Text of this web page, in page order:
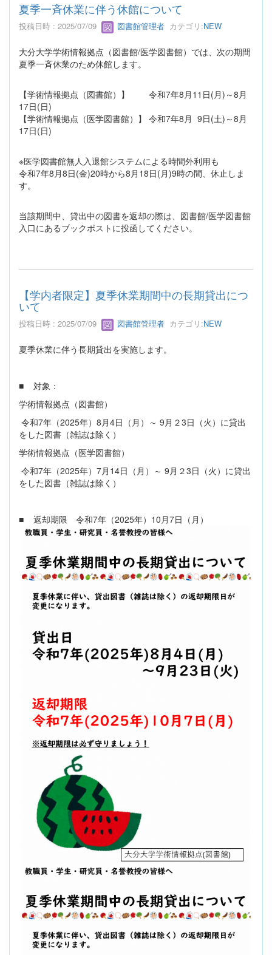
夏季一斉休業に伴う休館について
投稿日時 : 2025/07/09 図書館管理者 カテゴリ:NEW
大分大学学術情報拠点（図書館/医学図書館）では、次の期間
夏季一斉休業のため休館します。
【学術情報拠点（図書館）】 令和7年8月11日(月)～8月
17日(日)
【学術情報拠点（医学図書館）】 令和7年8月 9日(土)～8月
17日(日)
※医学図書館無人入退館システムによる時間外利用も
令和7年8月8日(金)20時から8月18日(月)9時の間、休止しま
す。
当該期間中、貸出中の図書を返却の際は、図書館/医学図書館
入口にあるブックポストに投函してください。
【学内者限定】夏季休業期間中の長期貸出につ
いて
投稿日時 : 2025/07/09 図書館管理者 カテゴリ:NEW
夏季休業に伴う長期貸出を実施します。
■ 対象：
学術情報拠点（図書館）
令和7年（2025年）8月4日（月）～ 9月２3日（火）に貸出
をした図書（雑誌は除く）
学術情報拠点（医学図書館）
令和7年（2025年）7月14日（月）～ 9月２3日（火）に貸出
をした図書（雑誌は除く）
■ 返却期限 令和7年（2025年）10月7日（月）